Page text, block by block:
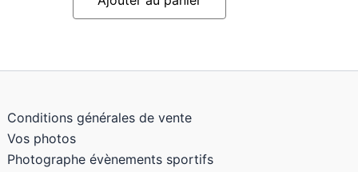
Conditions générales de vente
Vos photos
Photographe évènements sportifs